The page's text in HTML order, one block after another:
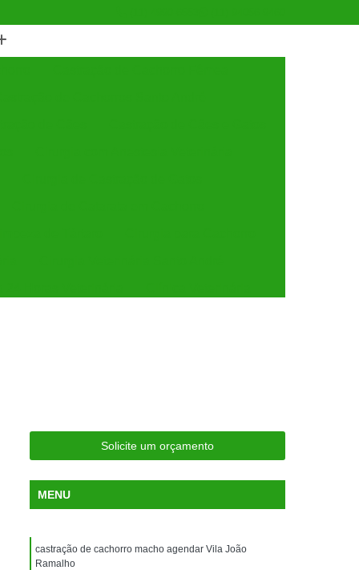
para Silvestres
para Animais Silvestres
Consulta para Animais Silvestres
Santo André
Consulta para Animal Silvestre
Solicite um orçamento
MENU
castração de cachorro macho agendar Vila João
Ramalho